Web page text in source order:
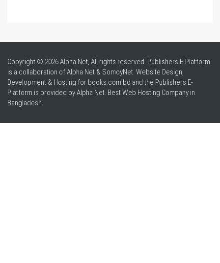
Copyright © 2026 Alpha Net, All rights reserved. Publishers E-Platform
is a collaboration of Alpha Net & SomoyNet. Website Design,
Development & Hosting for books.com.bd and the Publishers E-
Platform is provided by Alpha Net. BestWeb Hosting Company in
Bangladesh.